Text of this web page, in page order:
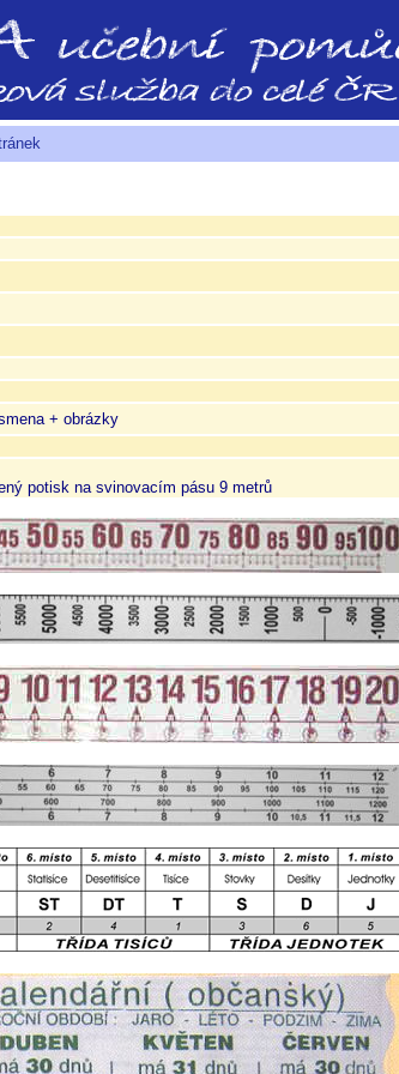
+ obrázky
potisk na svinovacím pásu 9 metrů